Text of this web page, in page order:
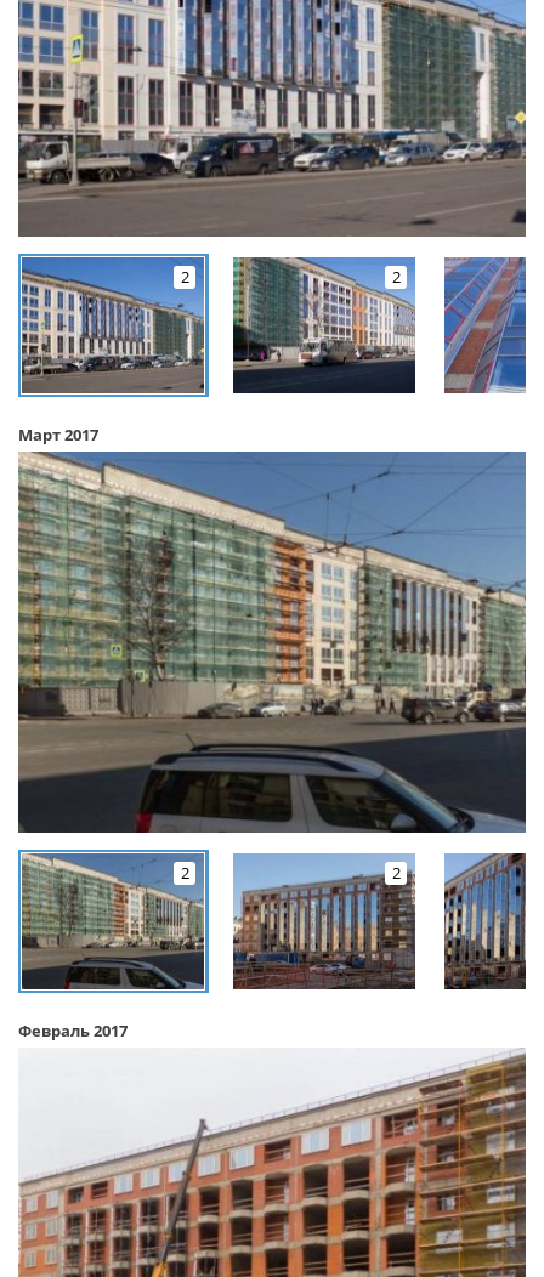
2 2
Март 2017
2 2
Февраль 2017